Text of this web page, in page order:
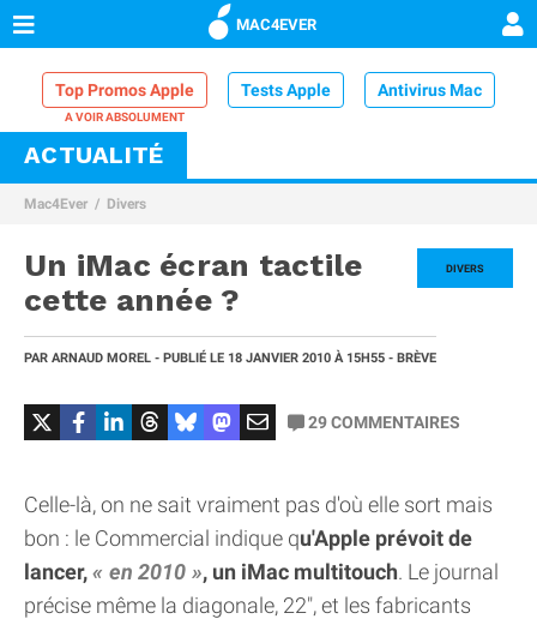
MAC4EVER
Top Promos Apple Tests Apple Antivirus Mac
VPN Mac
Comparatif iPhone
ACTUALITÉ
Mac4Ever Divers
DIVERS
Un iMac écran tactile
cette année ?
PAR ARNAUD MOREL - PUBLIÉ LE 18 JANVIER 2010 À 15H55 - BRÈVE
29COMMENTAIRES
Celle-là, on ne sait vraiment pas d'où elle sort mais
bon : le Commercial indique qu'Apple prévoit de
lancer,
en 2010 , un iMac multitouch. Le journal
précise même la diagonale, 22", et les fabricants